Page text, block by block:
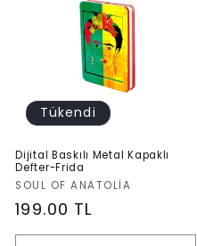
Tükendi
Dijital Baskılı Metal Kapaklı
Defter-Frida
Satıcı:
SOUL OF ANATOLIA
Normal
fiyat
199.00 TL